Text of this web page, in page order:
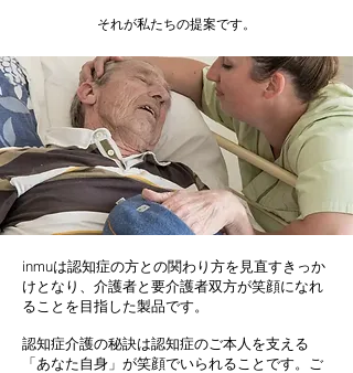
それが私たちの提案です。
inmuは認知症の方との関わり方を見直すきっか
けとなり、介護者と要介護者双方が笑顔になれ
ることを目指した製品です。
認知症介護の秘訣は認知症のご本人を支える
「あなた自身」が笑顔でいられることです。ご